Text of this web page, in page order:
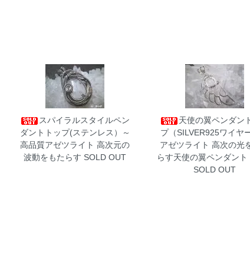
スパイラルスタイルペン
ダントトップ(ステンレス）～
高品質アゼツライト 高次元の
波動をもたらす SOLD OUT
天使の翼ペンダン
プ（SILVER925ワイヤ
アゼツライト 高次の光
らす天使の翼ペンダント
SOLD OUT